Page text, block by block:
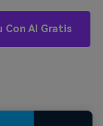
Con AI Gratis